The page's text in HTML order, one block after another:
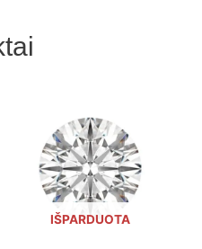
IŠPARDUOTA